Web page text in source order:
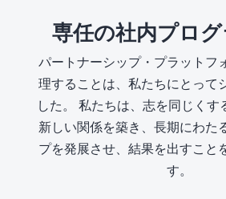
専任の社内プロ
パートナーシップ・プラットフ
理することは、私たちにとって
した。 私たちは、志を同じくす
新しい関係を築き、長期にわた
プを発展させ、結果を出すこと
す。